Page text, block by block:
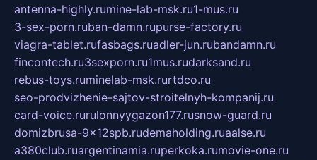
antenna-highly.rumine-lab-msk.ru1-mus.ru
3-sex-porn.ruban-damn.rupurse-factory.ru
viagra-tablet.rufasbags.ruadler-jun.rubandamn.ru
fincontech.ru3sexporn.ru1mus.rudarksand.ru
rebus-toys.ruminelab-msk.rurtdco.ru
seo-prodvizhenie-sajtov-stroitelnyh-kompanij.ru
card-voice.rurulonnyygazon177.rusnow-guard.ru
domizbrusa-9x12spb.rudemaholding.ruaalse.ru
a380club.ruargentinamia.ruperkoka.rumovie-one.ru